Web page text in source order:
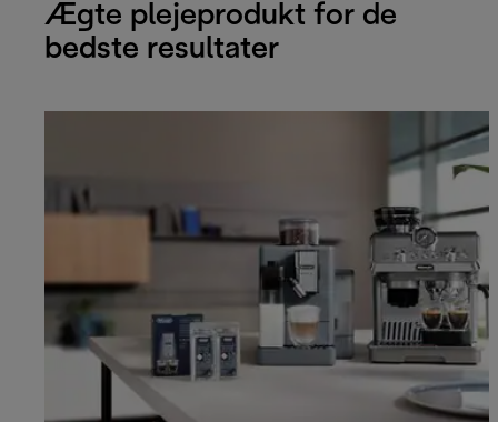
Ægte plejeprodukt for de
bedste resultater